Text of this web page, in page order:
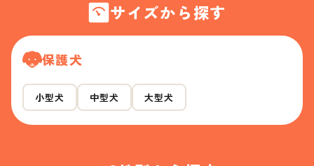
サイズから探す
保護犬
小型犬 中型犬 大型犬